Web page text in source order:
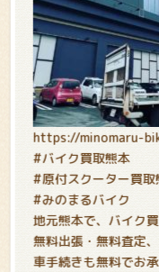
https://minomaru-
#バイク買取熊本
#原付スクーター買取
#みのまるバイク
地元熊本で、バイク
無料出張・無料査定
車手続きも無料でお